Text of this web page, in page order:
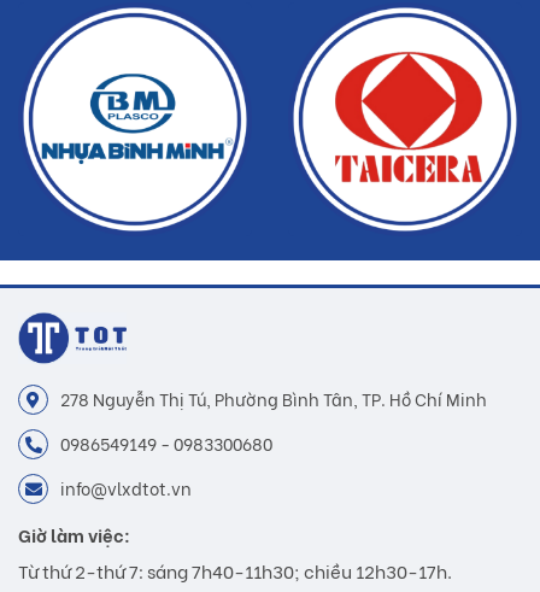
278 Nguyễn Thị Tú, Phường Bình Tân, TP. Hồ Chí Minh
0986549149 - 0983300680
info@vlxdtot.vn
Giờ làm việc:
Từ thứ 2-thứ 7: sáng 7h40-11h30; chiều 12h30-17h.